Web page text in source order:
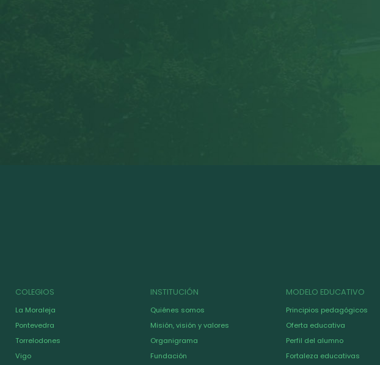
COLEGIOS
La Moraleja
Pontevedra
Torrelodones
Vigo
INSTITUCIÓN
Quiénes somos
Misión, visión y valores
Organigrama
Fundación
MODELO EDUCATIVO
Principios pedagógicos
Oferta educativa
Perfil del alumno
Fortaleza educativas